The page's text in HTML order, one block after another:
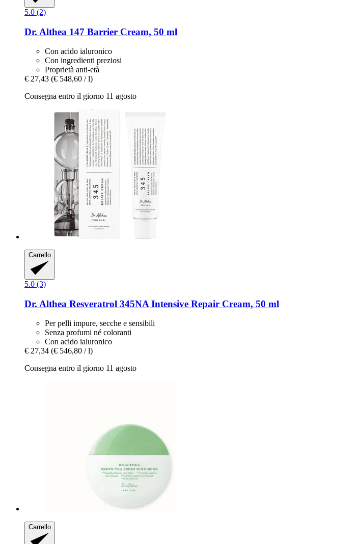
5.0 (2)
Dr. Althea 147 Barrier Cream, 50 ml
Con acido ialuronico
Con ingredienti preziosi
Proprietà anti-età
€ 27,43 (€ 548,60 / l)
Consegna entro il giorno 11 agosto
Carrello
5.0 (3)
Dr. Althea Resveratrol 345NA Intensive Repair Cream, 50 ml
Per pelli impure, secche e sensibili
Senza profumi né coloranti
Con acido ialuronico
€ 27,34 (€ 546,80 / l)
Consegna entro il giorno 11 agosto
Carrello